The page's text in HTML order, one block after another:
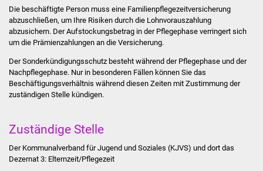
Lebenslagen
Formulare
Bürgerinfos
Die beschäftigte Person muss eine Familienpflegezeitversicherung
abzuschließen, um Ihre Risiken durch die Lohnvorauszahlung
abzusichern. Der Aufstockungsbetrag in der Pflegephase verringert sich
um die Prämienzahlungen an die Versicherung.
Der Sonderkündigungsschutz besteht während der Pflegephase und der
Nachpflegephase. Nur in besonderen Fällen können Sie das
Beschäftigungsverhältnis während diesen Zeiten mit Zustimmung der
zuständigen Stelle kündigen.
Zuständige Stelle
Der Kommunalverband für Jugend und Soziales (KJVS) und dort das
Dezernat 3: Elternzeit/Pflegezeit